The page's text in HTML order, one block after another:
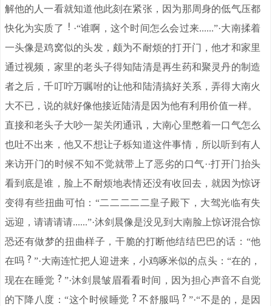
解他的人一看就知道他此刻在紧张，因为那周身的低气压都
快化为实质了
·“谁啊，这个时间怎么会过来......”·大南揉着
一头像是鸡窝似的头发，颇为不耐烦的打开门，他才和家里
通过视频，家里的老头子得知陆清是再生药和聚灵丹的制造
者之后，千叮咛万嘱咐的让他和陆清搞好关系，弄得大南火
大不已，说的就好像他接近陆清是因为他有利用价值一样。
直接和老头子大吵一架关闭通讯，大南心里憋着一口气怎么
也吐不出来，他又不想让子栎知道这件事情，所以听到有人
来访开门的时候不知不觉就带上了恶劣的口气··打开门抬头
看到底是谁，脸上不耐烦地表情还没有收回去，就因为惊讶
变得有些扭曲可怕：“二二二二二皇子殿下，大驾光临有失
远迎，请请请请......”·沐剑晨像是没见到大南脸上惊讶混合惊
恐还有做梦的扭曲样子，干脆的打断他结结巴巴的话：“他
在吗
”·大南连忙把人迎进来，小鸡啄米似的点头：“在的，
现在在睡觉
”·沐剑晨皱眉看看时间，因为担心声音不自觉
的下降八度：“这个时候睡觉
不舒服吗
”·“不是的，是因